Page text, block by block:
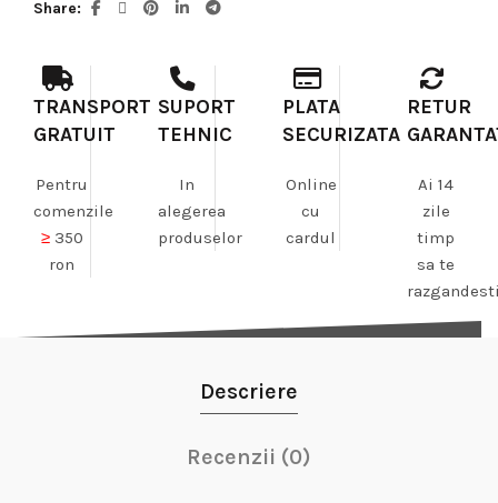
Share
TRANSPORT
GRATUIT
Pentru
comenzile
≥350
ron
SUPORT
TEHNIC
In
alegerea
produselor
PLATA
SECURIZATA
Online
cu
cardul
RETUR
Ai 14
zile
timp
sa te
Descriere
Recenzii (0)